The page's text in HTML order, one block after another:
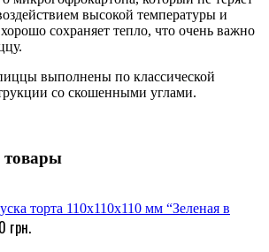
высокой температуры и
сохраняет тепло, что очень важно
выполнены по классической
со скошенными углами.
товары
торта 110х110х110 мм “Зеленая в
грн.